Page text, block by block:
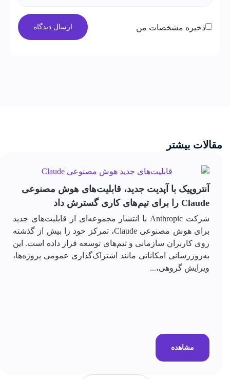
ذخیره مشخصات من
مقالات بیشتر
آنتروپیک با آپدیت جدید، قابلیت‌های هوش مصنوعی
Claude را برای تیم‌های کاری گسترش داد
شرکت Anthropic با انتشار مجموعه‌ای از قابلیت‌های جدید
برای هوش مصنوعی Claude، تمرکز خود را بیش از گذشته
روی کاربران سازمانی و تیم‌های توسعه قرار داده است. این
به‌روزرسانی امکاناتی مانند اشتراک‌گذاری عمومی پروژه‌ها،
ویرایش گروهی،...
مشاهده